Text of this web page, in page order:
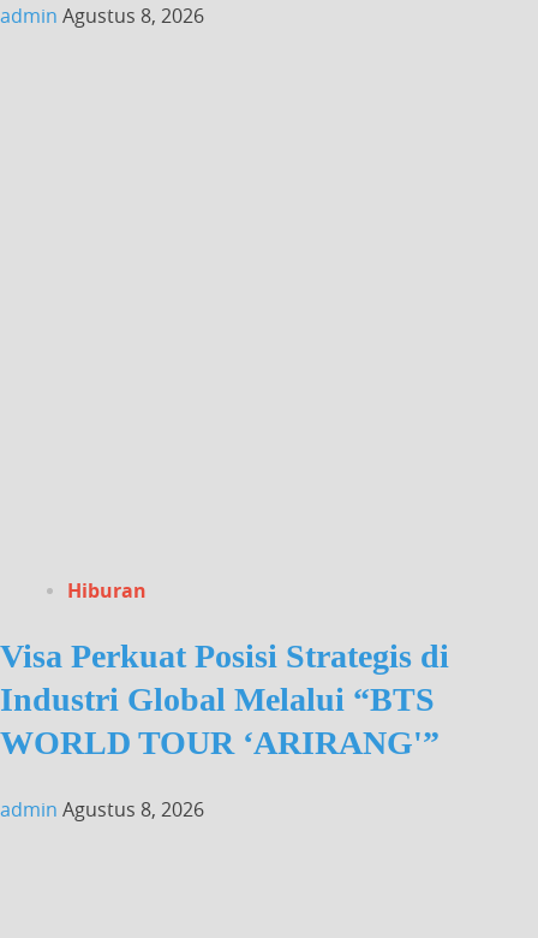
admin Agustus 8, 2026
Hiburan
Visa Perkuat Posisi Strategis di
Industri Global Melalui “BTS
WORLD TOUR ‘ARIRANG'”
admin Agustus 8, 2026